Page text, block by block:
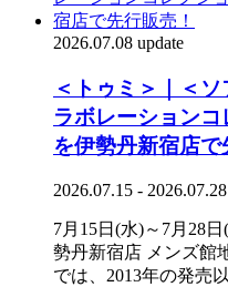
2026.07.08 update
＜トゥミ＞｜＜ソ
ラボレーションコ
を伊勢丹新宿店で
2026.07.15 - 2026.07.28
7月15日(水)～7月28
勢丹新宿店 メンズ館
では、2013年の発売